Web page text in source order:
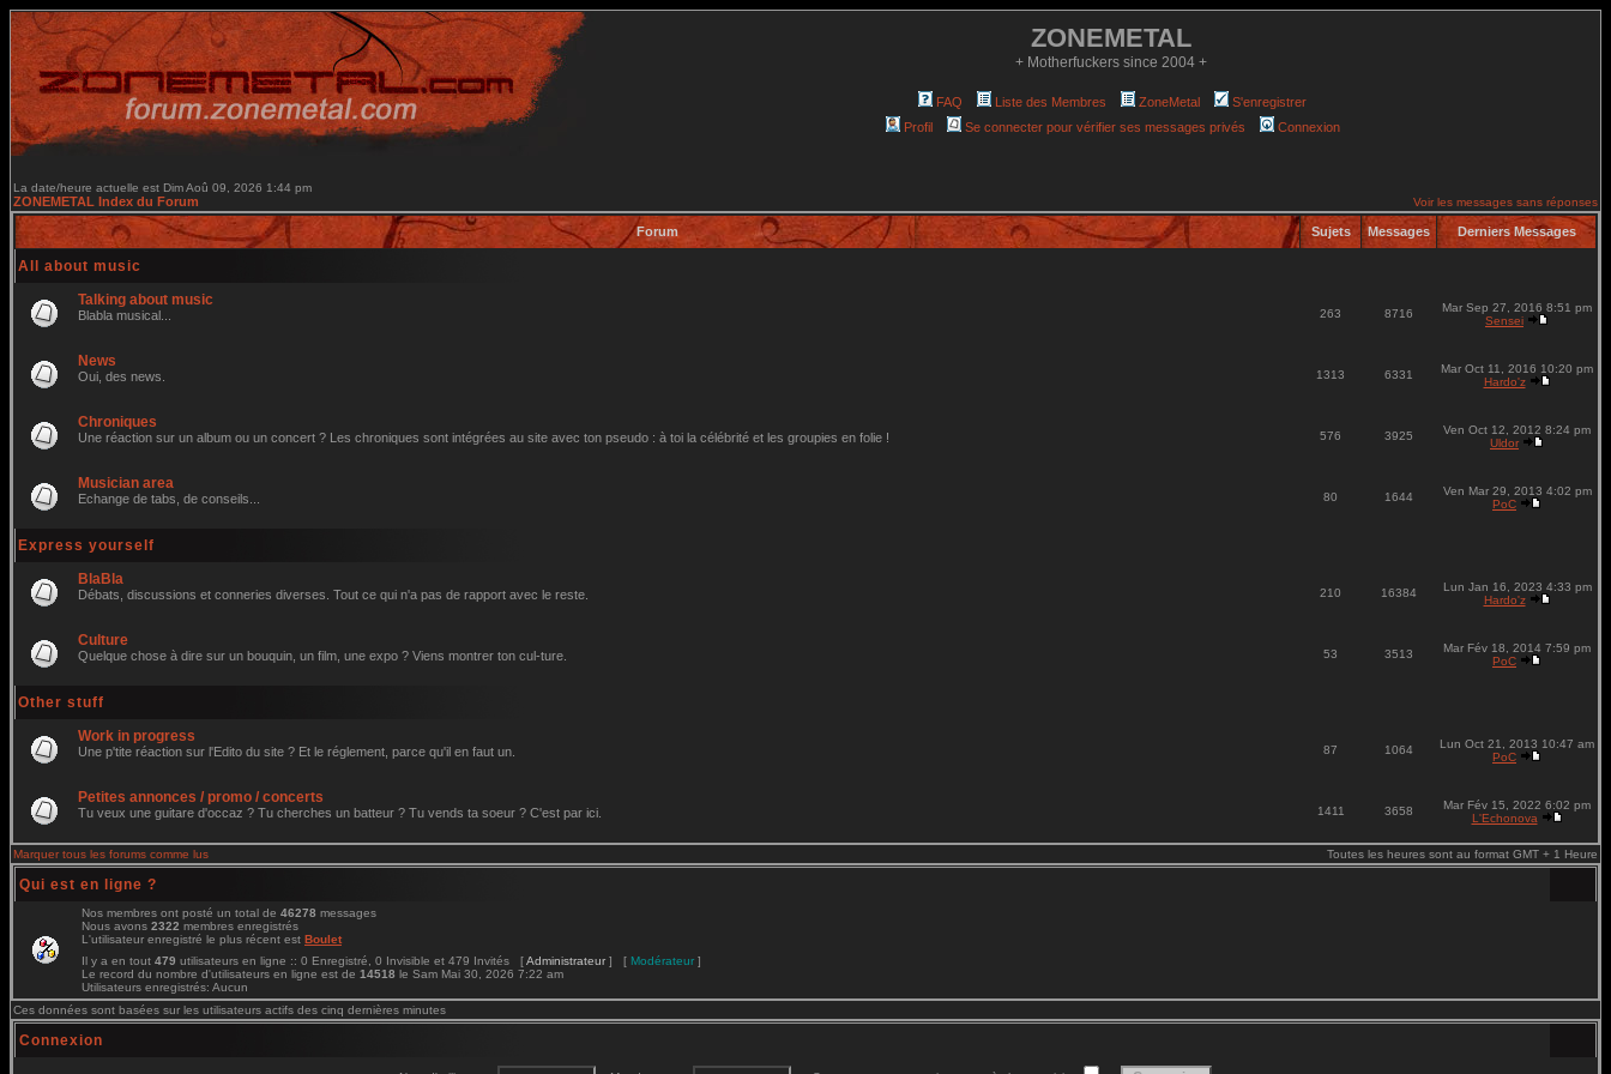
ZONEMETAL
+ Motherfuckers since 2004 +
FAQ Liste des Membres ZoneMetal
S'enregistrer
Profil
Se connecter pour vérifier ses messages privés Connexion
La date/heure actuelle est Dim Aoû 09, 2026 1:44 pm
ZONEMETAL Index du Forum Voir les messages sans réponses
Forum Sujets Messages Derniers Messages
All about music
Talking about music
Blabla musical... 263 8716
Mar Sep 27, 2016 8:51 pm
Sensei
News
Oui, des news. 1313 6331
Mar Oct 11, 2016 10:20 pm
Hardo'z
Chroniques
Une réaction sur un album ou un concert ? Les chroniques sont intégrées au site avec ton pseudo : à toi la célébrité et les groupies en folie ! 576 3925
Ven Oct 12, 2012 8:24 pm
Uldor
Musician area
Echange de tabs, de conseils... 80 1644
Ven Mar 29, 2013 4:02 pm
PoC
Express yourself
BlaBla
Débats, discussions et conneries diverses. Tout ce qui n'a pas de rapport avec le reste. 210 16384
Lun Jan 16, 2023 4:33 pm
Hardo'z
Culture
Quelque chose à dire sur un bouquin, un film, une expo ? Viens montrer ton cul-ture. 53 3513
Mar Fév 18, 2014 7:59 pm
PoC
Other stuff
Work in progress
Une p'tite réaction sur l'Edito du site ? Et le réglement, parce qu'il en faut un. 87 1064
Lun Oct 21, 2013 10:47 am
PoC
Petites annonces / promo / concerts
Tu veux une guitare d'occaz ? Tu cherches un batteur ? Tu vends ta soeur ? C'est par ici. 1411 3658
Mar Fév 15, 2022 6:02 pm
L'Echonova
Marquer tous les forums comme lus Toutes les heures sont au format GMT + 1 Heure
Qui est en ligne ?
Nos membres ont posté un total de 46278 messages
Nous avons 2322 membres enregistrés
L'utilisateur enregistré le plus récent est Boulet
Il y a en tout 479 utilisateurs en ligne :: 0 Enregistré, 0 Invisible et 479 Invités [Administrateur ] [ Modérateur ]
Le record du nombre d'utilisateurs en ligne est de 14518 le Sam Mai 30, 2026 7:22 am
Utilisateurs enregistrés: Aucun
Ces données sont basées sur les utilisateurs actifs des cinq dernières minutes
Connexion